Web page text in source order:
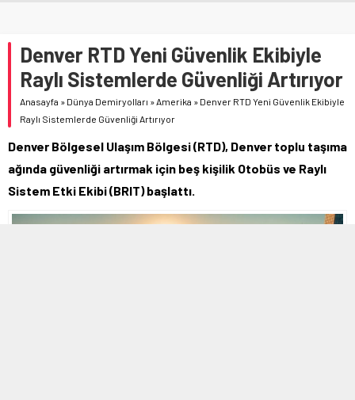
Denver RTD Yeni Güvenlik Ekibiyle
Raylı Sistemlerde Güvenliği Artırıyor
Anasayfa » Dünya Demiryolları »Amerika » Denver RTD Yeni Güvenlik Ekibiyle
Raylı Sistemlerde Güvenliği Artırıyor
Denver Bölgesel Ulaşım Bölgesi (RTD), Denver toplu taşıma
ağında güvenliği artırmak için beş kişilik Otobüs ve Raylı
Sistem Etki Ekibi (BRIT) başlattı.